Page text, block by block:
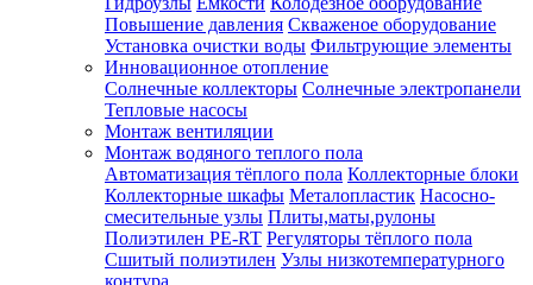
Повышение давления Скваженое оборудование
Установка очистки воды Фильтрующие элементы
Инновационное отопление
Солнечные коллекторы Солнечные электропанели
Тепловые насосы
Монтаж вентиляции
Монтаж водяного теплого пола
Автоматизация тёплого пола Коллекторные блоки
Коллекторные шкафы Металопластик Насосно-
смесительные узлы Плиты,маты,рулоны
Полиэтилен PE-RT Регуляторы тёплого пола
Сшитый полиэтилен Узлы низкотемпературного
контура